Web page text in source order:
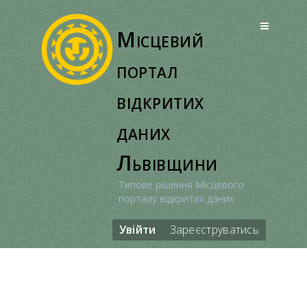
Місцевий
портал
відкритих
даних
Львівщини
Типове рішення Місцевого
порталу відкритих даних
Увійти Зареєструватись